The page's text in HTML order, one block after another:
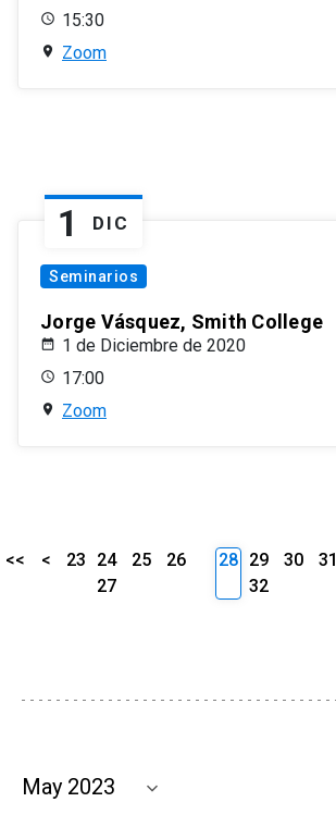
15:30
Zoom
1 DIC
Seminarios
Jorge Vásquez, Smith College
1 de Diciembre de 2020
17:00
Zoom
<< < 23 24 25
26
27
28 29 30
31
32